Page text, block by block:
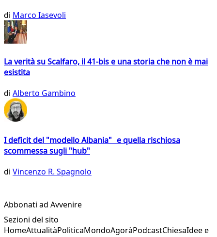
di Marco Iasevoli
La verità su Scalfaro, il 41-bis e una storia che non è mai
esistita
di Alberto Gambino
I deficit del "modello Albania" e quella rischiosa
scommessa sugli "hub"
di Vincenzo R. Spagnolo
Abbonati ad Avvenire
Sezioni del sito
HomeAttualitàPoliticaMondoAgoràPodcastChiesaIdee e